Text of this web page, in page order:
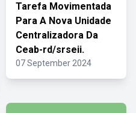
Tarefa Movimentada
Para A Nova Unidade
Centralizadora Da
Ceab-rd/srseii.
07 September 2024